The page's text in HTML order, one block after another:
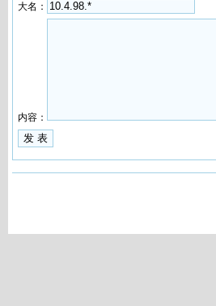
大名：
内容：